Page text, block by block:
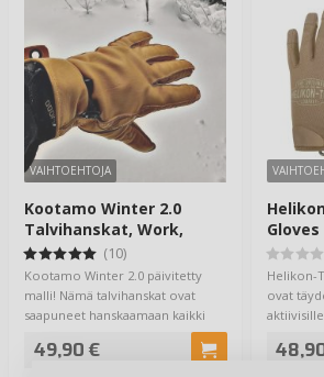
VAIHTOEHTOJA
Kootamo Winter 2.0
Talvihanskat, Work,
Bushcraft (10)
Kootamo Winter 2.0 päivitetty
malli! Nämä talvihanskat ovat
saapuneet hanskaamaan kaikki
49,90 €
Helikon-
ovat